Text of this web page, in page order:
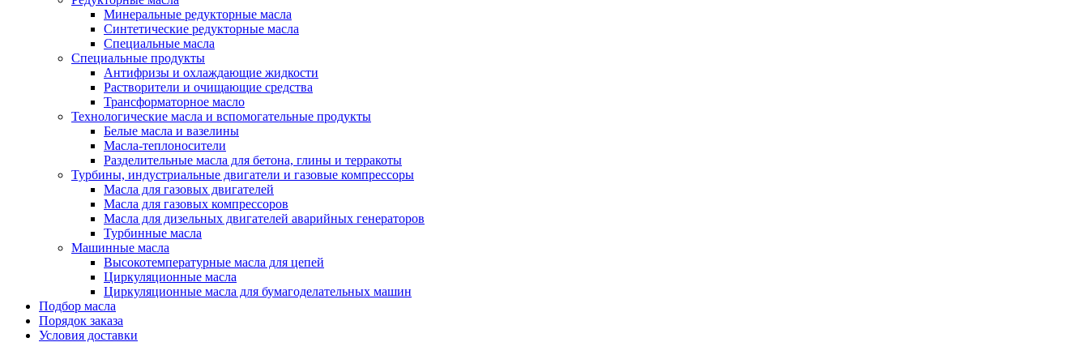
Минеральные редукторные масла
Синтетические редукторные масла
Специальные масла
Специальные продукты
Антифризы и охлаждающие жидкости
Растворители и очищающие средства
Трансформаторное масло
Технологические масла и вспомогательные продукты
Белые масла и вазелины
Масла-теплоносители
Разделительные масла для бетона, глины и терракоты
Турбины, индустриальные двигатели и газовые компрессоры
Масла для газовых двигателей
Масла для газовых компрессоров
Масла для дизельных двигателей аварийных генераторов
Турбинные масла
Машинные масла
Высокотемпературные масла для цепей
Циркуляционные масла
Циркуляционные масла для бумагоделательных машин
Подбор масла
Порядок заказа
Условия доставки